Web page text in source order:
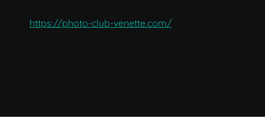
https://photo-club-venette.com/